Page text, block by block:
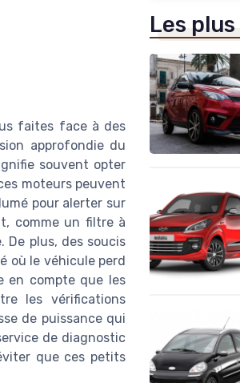
faites face à des
approfondie du
souvent opter
moteurs peuvent
pour alerter sur
comme un filtre à
De plus, des soucis
où le véhicule perd
en compte que les
les vérifications
de puissance qui
de diagnostic
que ces petits
Les plus